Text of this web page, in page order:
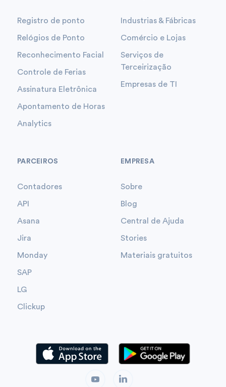
Registro de ponto
Relógios de Ponto
Reconhecimento Facial
Controle de Ferias
Assinatura Eletrônica
Apontamento de Horas
Analytics
Industrias & Fábricas
Comércio e Lojas
Serviços de
Terceirização
Empresas de TI
PARCEIROS
Contadores
API
Asana
Jira
Monday
SAP
LG
Clickup
EMPRESA
Sobre
Blog
Central de Ajuda
Stories
Materiais gratuitos